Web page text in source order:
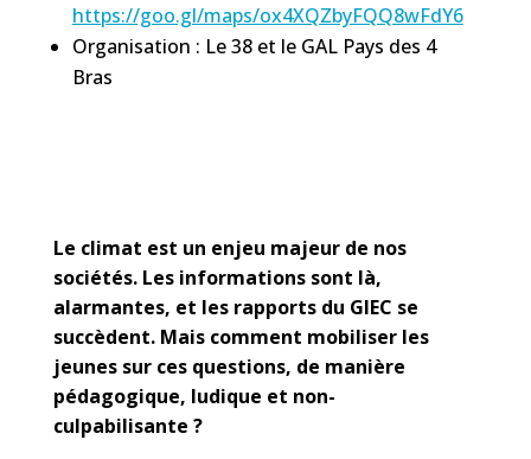
https://goo.gl/maps/ox4XQZbyFQQ8wFdY6
Organisation : Le 38 et le GAL Pays des 4
Bras
Le climat est un enjeu majeur de nos
sociétés. Les informations sont là,
alarmantes, et les rapports du GIEC se
succèdent. Mais comment mobiliser les
jeunes sur ces questions, de manière
pédagogique, ludique et non-
culpabilisante ?